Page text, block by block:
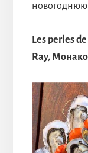
новогоднюю
Les perles
Ray,